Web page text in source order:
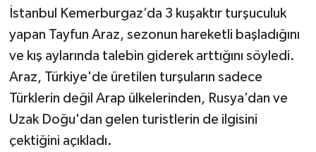
İstanbul Kemerburgaz’da 3 kuşaktır turşuculuk
yapan Tayfun Araz, sezonun hareketli başladığını
ve kış aylarında talebin giderek arttığını söyledi.
Araz, Türkiye'de üretilen turşuların sadece
Türklerin değil Arap ülkelerinden, Rusya’dan ve
Uzak Doğu'dan gelen turistlerin de ilgisini
çektiğini açıkladı.